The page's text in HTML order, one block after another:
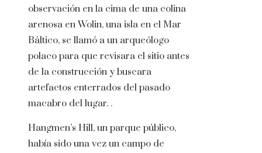
observación en la cima de una colina
arenosa en Wolin, una isla en el Mar
Báltico, se llamó a un arqueólogo
polaco para que revisara el sitio antes
de la construcción y buscara
artefactos enterrados del pasado
macabro del lugar. .
Hangmen’s Hill, un parque público,
había sido una vez un campo de